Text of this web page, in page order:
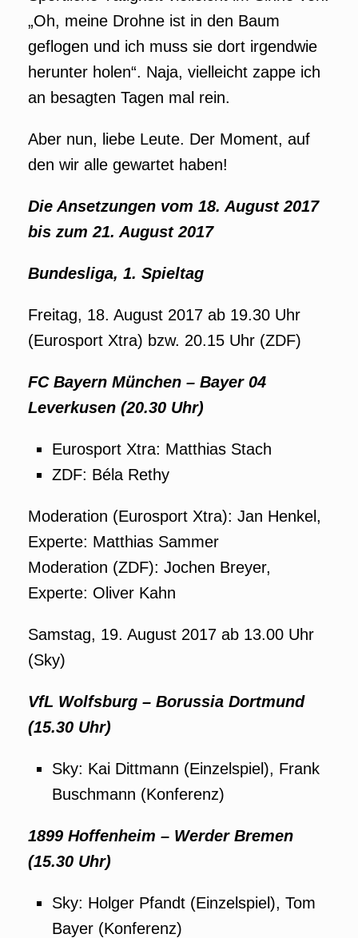
„Oh, meine Drohne ist in den Baum
geflogen und ich muss sie dort irgendwie
herunter holen“. Naja, vielleicht zappe ich
an besagten Tagen mal rein.
Aber nun, liebe Leute. Der Moment, auf
den wir alle gewartet haben!
Die Ansetzungen vom 18. August 2017
bis zum 21. August 2017
Bundesliga, 1. Spieltag
Freitag, 18. August 2017 ab 19.30 Uhr
(Eurosport Xtra) bzw. 20.15 Uhr (ZDF)
FC Bayern München – Bayer 04
Leverkusen (20.30 Uhr)
Eurosport Xtra: Matthias Stach
ZDF: Béla Rethy
Moderation (Eurosport Xtra): Jan Henkel,
Experte: Matthias Sammer
Moderation (ZDF): Jochen Breyer,
Experte: Oliver Kahn
Samstag, 19. August 2017 ab 13.00 Uhr
(Sky)
VfL Wolfsburg – Borussia Dortmund
(15.30 Uhr)
Sky: Kai Dittmann (Einzelspiel), Frank
Buschmann (Konferenz)
1899 Hoffenheim – Werder Bremen
(15.30 Uhr)
Sky: Holger Pfandt (Einzelspiel), Tom
Bayer (Konferenz)